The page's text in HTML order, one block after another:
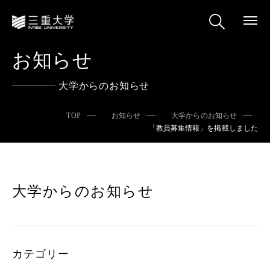
お知らせ
大学からのお知らせ
TOP お知らせ
大学からのお知らせ
「教員募集情報」を掲載しました
大学からのお知らせ
カテゴリー